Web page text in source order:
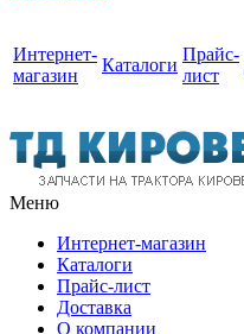
Интернет-
магазин
Каталоги
Прайс-
лист
Меню
Интернет-магазин
Каталоги
Прайс-лист
Доставка
О компании